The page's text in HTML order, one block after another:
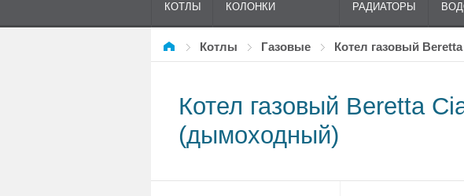
КОТЛЫ КОЛОНКИ
ГАЗОВЫЕ
РАДИАТОРЫ
Котлы газовые Котел газовый
Котел газовый Beretta
(дымоходный)